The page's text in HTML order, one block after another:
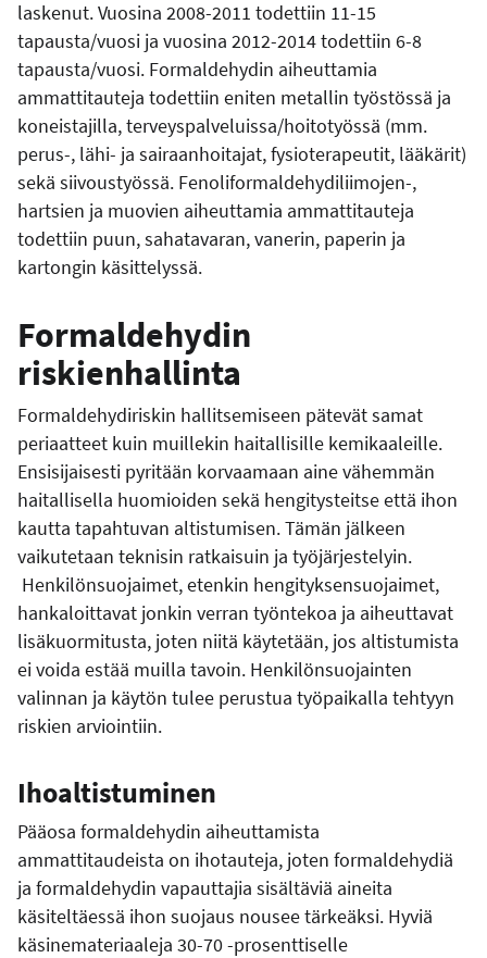
laskenut. Vuosina 2008-2011 todettiin 11-15
tapausta/vuosi ja vuosina 2012-2014 todettiin 6-8
tapausta/vuosi. Formaldehydin aiheuttamia
ammattitauteja todettiin eniten metallin työstössä ja
koneistajilla, terveyspalveluissa/hoitotyössä (mm.
perus-, lähi- ja sairaanhoitajat, fysioterapeutit, lääkärit)
sekä siivoustyössä. Fenoliformaldehydiliimojen-,
hartsien ja muovien aiheuttamia ammattitauteja
todettiin puun, sahatavaran, vanerin, paperin ja
kartongin käsittelyssä.
Formaldehydin
riskienhallinta
Formaldehydiriskin hallitsemiseen pätevät samat
periaatteet kuin muillekin haitallisille kemikaaleille.
Ensisijaisesti pyritään korvaamaan aine vähemmän
haitallisella huomioiden sekä hengitysteitse että ihon
kautta tapahtuvan altistumisen. Tämän jälkeen
vaikutetaan teknisin ratkaisuin ja työjärjestelyin.
Henkilönsuojaimet, etenkin hengityksensuojaimet,
hankaloittavat jonkin verran työntekoa ja aiheuttavat
lisäkuormitusta, joten niitä käytetään, jos altistumista
ei voida estää muilla tavoin. Henkilönsuojainten
valinnan ja käytön tulee perustua työpaikalla tehtyyn
riskien arviointiin.
Ihoaltistuminen
Pääosa formaldehydin aiheuttamista
ammattitaudeista on ihotauteja, joten formaldehydiä
ja formaldehydin vapauttajia sisältäviä aineita
käsiteltäessä ihon suojaus nousee tärkeäksi. Hyviä
käsinemateriaaleja 30-70 -prosenttiselle